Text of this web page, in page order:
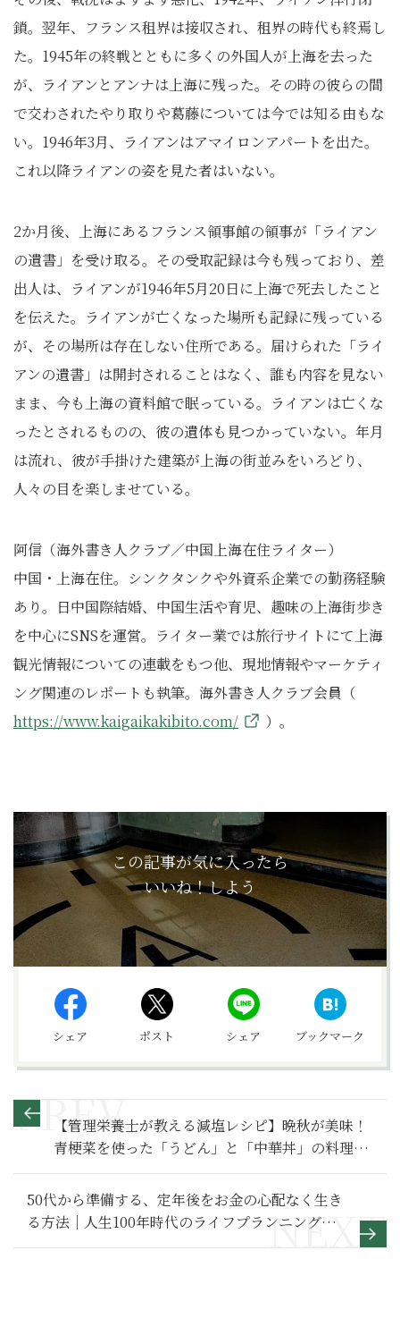
鎖。翌年、フランス租界は接収され、租界の時代も終焉し
た。1945年の終戦とともに多くの外国人が上海を去った
が、ライアンとアンナは上海に残った。その時の彼らの間
で交わされたやり取りや葛藤については今では知る由もな
い。1946年3月、ライアンはアマイロンアパートを出た。
これ以降ライアンの姿を見た者はいない。
2か月後、上海にあるフランス領事館の領事が「ライアン
の遺書」を受け取る。その受取記録は今も残っており、差
出人は、ライアンが1946年5月20日に上海で死去したこと
を伝えた。ライアンが亡くなった場所も記録に残っている
が、その場所は存在しない住所である。届けられた「ライ
アンの遺書」は開封されることはなく、誰も内容を見ない
まま、今も上海の資料館で眠っている。ライアンは亡くな
ったとされるものの、彼の遺体も見つかっていない。年月
は流れ、彼が手掛けた建築が上海の街並みをいろどり、
人々の目を楽しませている。
阿信（海外書き人クラブ／中国上海在住ライター）
中国・上海在住。シンクタンクや外資系企業での勤務経験
あり。日中国際結婚、中国生活や育児、趣味の上海街歩き
を中心にSNSを運営。ライター業では旅行サイトにて上海
観光情報についての連載をもつ他、現地情報やマーケティ
ング関連のレポートも執筆。海外書き人クラブ会員（
https://www.kaigaikakibito.com/
）。
この記事が気に入ったら
いいね！しよう
シェア ポスト シェア ブックマーク
【管理栄養士が教える減塩レシピ】晩秋が美味！
青梗菜を使った「うどん」と「中華丼」の料理２
品
50代から準備する、定年後をお金の心配なく生き
る方法｜人生100年時代のライフプランニングの
考え方